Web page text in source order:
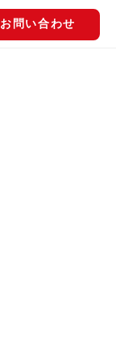
お問い合わせ